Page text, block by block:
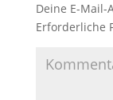
Deine E-
Erforderliche